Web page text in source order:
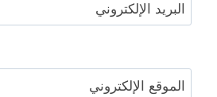
البريد الإلكتروني
الموقع الإلكتروني